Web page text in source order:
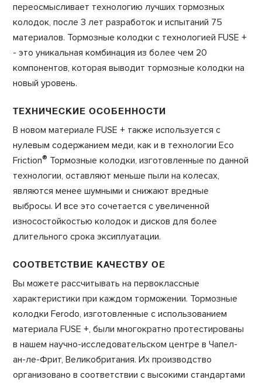
переосмысливает технологию лучших тормозных
колодок, после 3 лет разработок и испытаний 75
материалов. Тормозные колодки с технологией FUSE +
- это уникальная комбинация из более чем 20
компонентов, которая выводит тормозные колодки на
новый уровень.
ТЕХНИЧЕСКИЕ ОСОБЕННОСТИ
В новом материале FUSE + также используется с
нулевым содержанием меди, как и в технологии Eco
Friction® Тормозные колодки, изготовленные по данной
технологии, оставляют меньше пыли на колесах,
являются менее шумными и снижают вредные
выбросы. И все это сочетается с увеличенной
износостойкостью колодок и дисков для более
длительного срока эксиплуатации.
СООТВЕТСТВИЕ КАЧЕСТВУ OE
Вы можете рассчитывать на первоклассные
характеристики при каждом торможении. Тормозные
колодки Ferodo, изготовленные с использованием
материала FUSE +, были многократно протестированы
в нашем научно-исследовательском центре в Чапел-
ан-ле-Фрит, Великобритания. Их производство
организовано в соответствии с высокими стандартами